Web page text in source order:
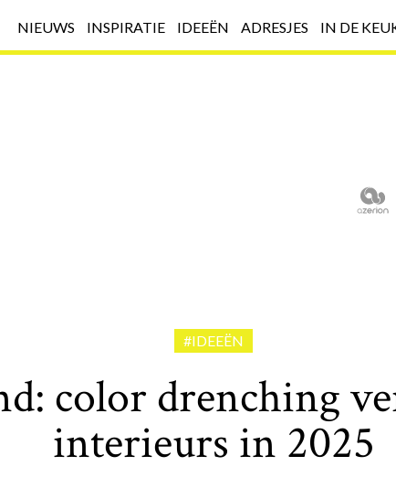
NIEUWS INSPIRATIE IDEEËN ADRESJES IN DE
#IDEEËN
color drenching
interieurs in 2025